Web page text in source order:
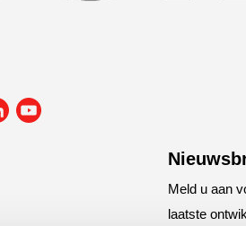
Meld u aan
laatste